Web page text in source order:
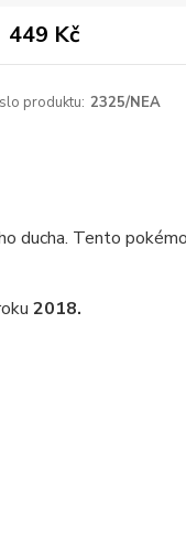
449 Kč
produktu: 2325/NEA
ducha. Tento
2018.